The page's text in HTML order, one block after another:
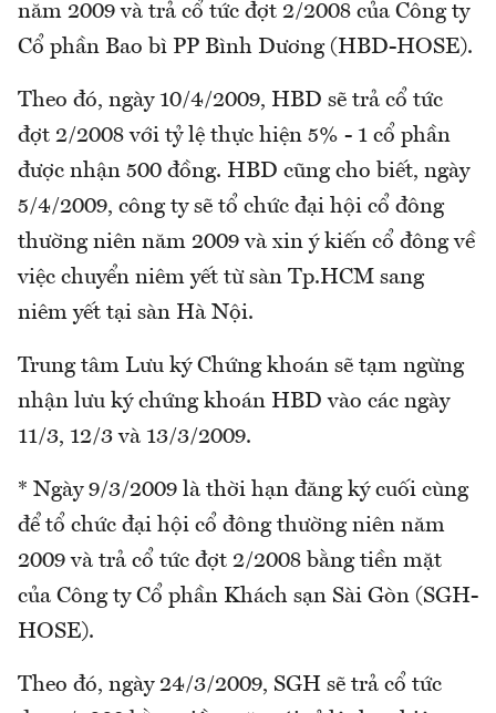
năm 2009 và trả cổ tức đợt 2/2008 của Công ty
Cổ phần Bao bì PP Bình Dương (HBD-HOSE).
Theo đó, ngày 10/4/2009, HBD sẽ trả cổ tức
đợt 2/2008 với tỷ lệ thực hiện 5% - 1 cổ phần
được nhận 500 đồng. HBD cũng cho biết, ngày
5/4/2009, công ty sẽ tổ chức đại hội cổ đông
thường niên năm 2009 và xin ý kiến cổ đông về
việc chuyển niêm yết từ sàn Tp.HCM sang
niêm yết tại sàn Hà Nội.
Trung tâm Lưu ký Chứng khoán sẽ tạm ngừng
nhận lưu ký chứng khoán HBD vào các ngày
11/3, 12/3 và 13/3/2009.
* Ngày 9/3/2009 là thời hạn đăng ký cuối cùng
để tổ chức đại hội cổ đông thường niên năm
2009 và trả cổ tức đợt 2/2008 bằng tiền mặt
của Công ty Cổ phần Khách sạn Sài Gòn (SGH-
HOSE).
Theo đó, ngày 24/3/2009, SGH sẽ trả cổ tức